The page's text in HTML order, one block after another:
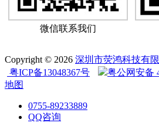
微信联系我们
Copyright © 2026 深圳市荧鸿科技有
粤ICP备13048367号
粤公网安备
地图
0755-89233889
QQ咨询